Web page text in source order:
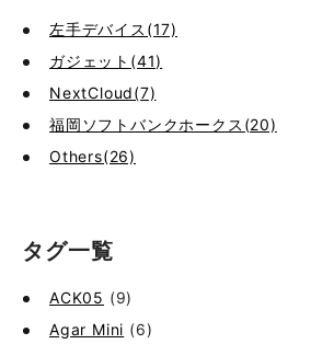
左手デバイス(17)
ガジェット(41)
NextCloud(7)
福岡ソフトバンクホークス(20)
Others(26)
タグ一覧
ACK05 (9)
Agar Mini (6)